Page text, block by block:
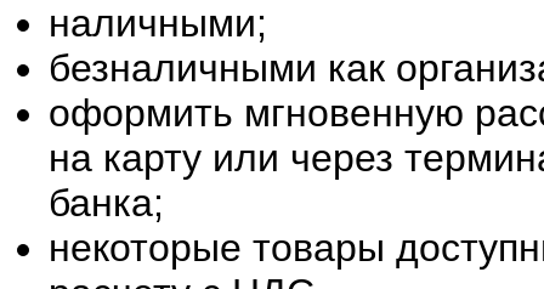
наличными;
безналичными как
оформить мгновенную
на карту или через
банка;
некоторые товары